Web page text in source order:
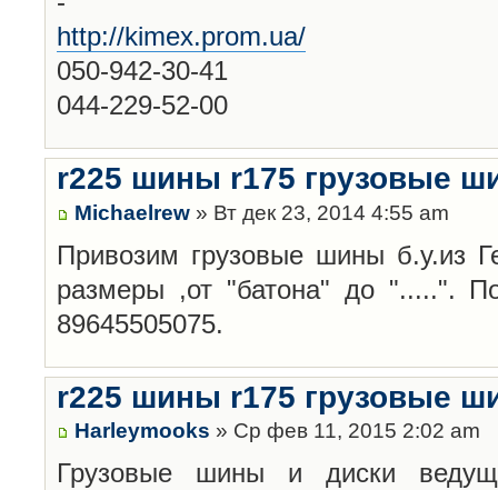
http://kimex.prom.ua/
050-942-30-41
044-229-52-00
r225 шины r175 грузовые
Michaelrew » Вт дек 23, 2014 4:55 am
Привозим грузовые шины б.у.из
размеры ,от "батона" до ".....".
89645505075.
r225 шины r175 грузовые
Harleymooks » Ср фев 11, 2015 2:02 am
Грузовые шины и диски